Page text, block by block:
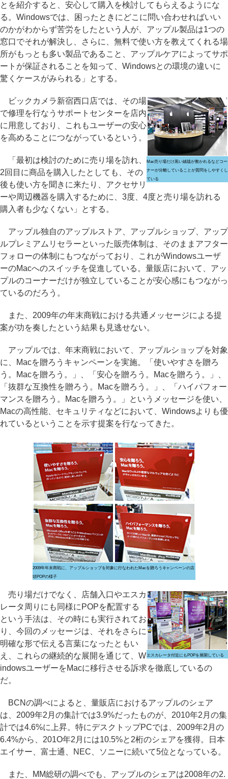
とを紹介すると、安心して購入を検討してもらえるようにな
る。Windowsでは、困ったときにどこに問い合わせればいい
のかがわからず苦労をしたという人が、アップル製品は1つの
窓口でそれが解決し、さらに、無料で使い方を教えてくれる場
所がもっとも多い製品であること、アップルケアによってサポ
ートが保証されることを知って、Windowsとの環境の違いに
驚くケースがみられる」とする。
Mac売り場だけ黒い絨毯が敷かれるなどコー
ナーが分離していることが質問をしやすくし
ている
ビックカメラ新宿西口店では、その場
で修理を行なうサポートセンターを店内
に用意しており、これもユーザーの安心
を高めることにつながっているという。
「最初は検討のために売り場を訪れ、
2回目に商品を購入したとしても、その
後も使い方を聞きに来たり、アクセサリ
ーや周辺機器を購入するために、3度、4度と売り場を訪れる
購入者も少なくない」とする。
アップル独自のアップルストア、アップルショップ、アップ
ルプレミアムリセラーといった販売体制は、そのままアフター
フォローの体制にもつながっており、これがWindowsユーザ
ーのMacへのスイッチを促進している。量販店において、アッ
プルのコーナーだけが独立していることが安心感にもつながっ
ているのだろう。
また、2009年の年末商戦における共通メッセージによる提
案が功を奏したという結果も見逃せない。
アップルでは、年末商戦において、アップルショップを対象
に、Macを贈ろうキャンペーンを実施。「使いやすさを贈ろ
う。Macを贈ろう。」、「安心を贈ろう。Macを贈ろう。」、
「抜群な互換性を贈ろう。Macを贈ろう。」、「ハイパフォー
マンスを贈ろう。Macを贈ろう。」というメッセージを使い、
Macの高性能、セキュリティなどにおいて、Windowsよりも優
れているということを示す提案を行なってきた。
2009年年末商戦に、アップルショップを対象に行なわれたMacを贈ろうキャンペーンの店
頭POPの様子
エスカレータ付近にもPOPを展開している
売り場だけでなく、店舗入口やエスカ
レータ周りにも同様にPOPを配置する
という手法は、その時にも実行されてお
り、今回のメッセージは、それをさらに
明確な形で伝える言葉になったともい
え、これらの継続的な展開を通じて、W
indowsユーザーをMacに移行させる訴求を徹底しているの
だ。
BCNの調べによると、量販店におけるアップルのシェア
は、2009年2月の集計では3.9%だったものが、2010年2月の集
計では4.6%に上昇。特にデスクトップPCでは、2009年2月の
6.4%から、201O年2月には10.5%と2桁のシェアを獲得。日本
エイサー、富士通、NEC、ソニーに続いて5位となっている。
また、MM総研の調べでも、アップルのシェアは2008年の2.